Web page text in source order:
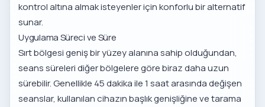
kontrol altına almak isteyenler için konforlu bir alternatif
sunar.
Uygulama Süreci ve Süre
Sırt bölgesi geniş bir yüzey alanına sahip olduğundan,
seans süreleri diğer bölgelere göre biraz daha uzun
sürebilir. Genellikle 45 dakika ile 1 saat arasında değişen
seanslar, kullanılan cihazın başlık genişliğine ve tarama